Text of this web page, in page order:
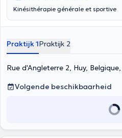
Kinésithérapie générale et sportive
Praktijk 1Praktijk 2
Rue d'Angleterre 2, Huy,
Volgende beschikbaarheid